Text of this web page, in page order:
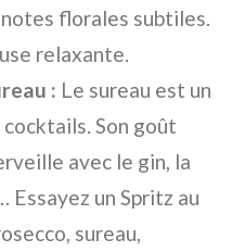
florales subtiles.
relaxante.
: Le sureau est un
Son goût
avec le gin, la
Essayez un Spritz au
sureau,